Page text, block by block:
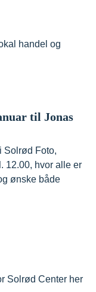
handel og
til Jonas
Solrød Foto,
12.00, hvor alle er
ønske både
Solrød Center her